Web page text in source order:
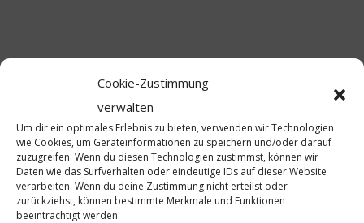
Cookie-Zustimmung
verwalten
Um dir ein optimales Erlebnis zu bieten, verwenden wir Technologien
wie Cookies, um Geräteinformationen zu speichern und/oder darauf
zuzugreifen. Wenn du diesen Technologien zustimmst, können wir
Daten wie das Surfverhalten oder eindeutige IDs auf dieser Website
verarbeiten. Wenn du deine Zustimmung nicht erteilst oder
zurückziehst, können bestimmte Merkmale und Funktionen
beeinträchtigt werden.